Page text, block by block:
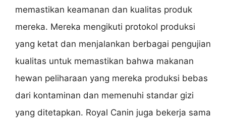
memastikan keamanan dan kualitas produk
mereka. Mereka mengikuti protokol produksi
yang ketat dan menjalankan berbagai pengujian
kualitas untuk memastikan bahwa makanan
hewan peliharaan yang mereka produksi bebas
dari kontaminan dan memenuhi standar gizi
yang ditetapkan. Royal Canin juga bekerja sama